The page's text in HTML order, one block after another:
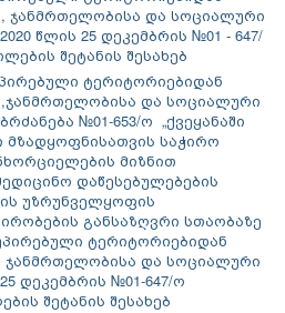
ჯანმრთელობისა და სოციალური
წლის 25 დეკემბრის №01 - 647/
შეტანის შესახებ
ტერიტორიებიდან
და სოციალური
№01-653/ო „ქვეყანაში
საჭირო
მიზნით
დაწესებულებების
უზრუნველყოფის
განსაზღვრი სთაობაზე
ტერიტორიებიდან
და სოციალური
დეკემბრის №01-647/ო
შეტანის შესახებ